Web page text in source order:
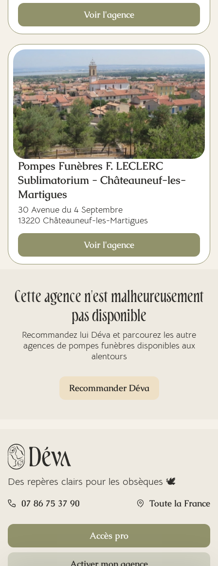
Voir l'agence
Pompes Funèbres F. LECLERC
Sublimatorium - Châteauneuf-les-
Martigues
30 Avenue du 4 Septembre
13220 Châteauneuf-les-Martigues
Voir l'agence
Cette agence n'est malheureusement
pas disponible
Recommandez lui Déva et parcourez les autre
agences de pompes funèbres disponibles aux
alentours
Recommander Déva
Des repères clairs pour les obsèques 🕊️
07 86 75 37 90 Toute la France
Accès pro